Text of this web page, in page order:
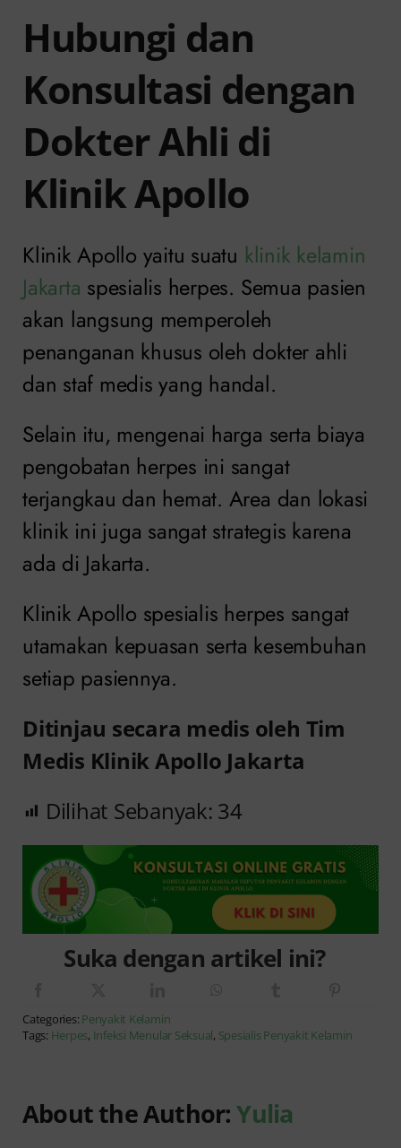
Hubungi dan
Konsultasi dengan
Dokter Ahli di
Klinik Apollo
Klinik Apollo yaitu suatu klinik kelamin
Jakarta spesialis herpes. Semua pasien
akan langsung memperoleh
penanganan khusus oleh dokter ahli
dan staf medis yang handal.
Selain itu, mengenai harga serta biaya
pengobatan herpes ini sangat
terjangkau dan hemat. Area dan lokasi
klinik ini juga sangat strategis karena
ada di Jakarta.
Klinik Apollo spesialis herpes sangat
utamakan kepuasan serta kesembuhan
setiap pasiennya.
Ditinjau secara medis oleh Tim
Medis Klinik Apollo Jakarta
Dilihat Sebanyak: 34
Suka dengan artikel ini?
Categories: Penyakit Kelamin
Tags: Herpes, Infeksi Menular Seksual, Spesialis Penyakit Kelamin
About the Author:Yulia